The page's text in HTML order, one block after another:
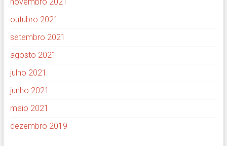
outubro 2021
setembro 2021
agosto 2021
julho 2021
junho 2021
maio 2021
dezembro 2019